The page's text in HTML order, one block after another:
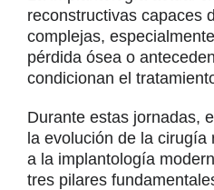
reconstructivas capaces
complejas,
pérdida ósea o
condicionan el
Durante estas jornadas,
la evolución de la cirugía
a la implantología
tres pilares